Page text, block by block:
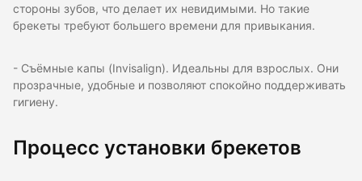
стороны зубов, что делает их невидимыми. Но такие
брекеты требуют большего времени для привыкания.
- Съёмные капы (Invisalign). Идеальны для взрослых. Они
прозрачные, удобные и позволяют спокойно поддерживать
гигиену.
Процесс установки брекетов